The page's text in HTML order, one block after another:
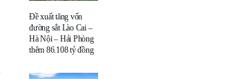
Đề xuất tăng vốn
đường sắt Lào Cai –
Hà Nội – Hải Phòng
thêm 86.108 tỷ đồng